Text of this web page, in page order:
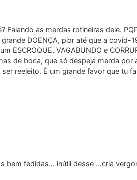
Falando as merdas rotineiras dele.
DOENÇA, pior até que a covid-
ESCROQUE, VAGABUNDO e
de boca, que só despeja merda por
reeleito. É um grande favor que tu
bem fedidas… inútil desse …cria